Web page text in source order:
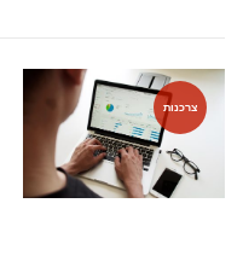
צרכנות